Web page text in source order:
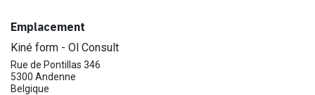
Emplacement
Kiné form - Ol Consult
Rue de Pontillas 346
5300 Andenne
Belgique